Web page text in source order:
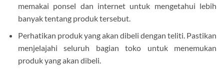
memakai ponsel dan internet untuk mengetahui lebih
banyak tentang produk tersebut.
Perhatikan produk yang akan dibeli dengan teliti. Pastikan
menjelajahi seluruh bagian toko untuk menemukan
produk yang akan dibeli.